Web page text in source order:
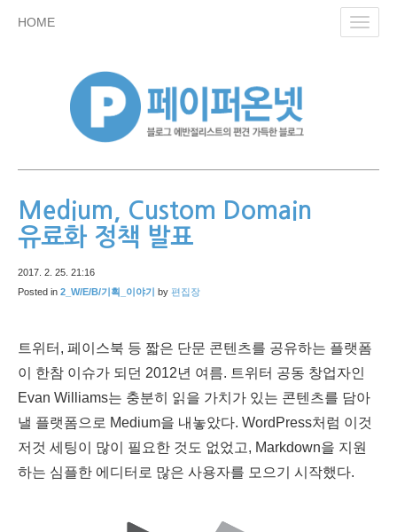
HOME
Medium, Custom Domain
유료화 정책 발표
2017. 2. 25. 21:16
Posted in 2_W/E/B/기획_이야기 by 편집장
트위터, 페이스북 등 짧은 단문 콘텐츠를 공유하는 플랫폼
이 한참 이슈가 되던 2012년 여름. 트위터 공동 창업자인
Evan Williams는 충분히 읽을 가치가 있는 콘텐츠를 담아
낼 플랫폼으로 Medium을 내놓았다. WordPress처럼 이것
저것 세팅이 많이 필요한 것도 없었고, Markdown을 지원
하는 심플한 에디터로 많은 사용자를 모으기 시작했다.